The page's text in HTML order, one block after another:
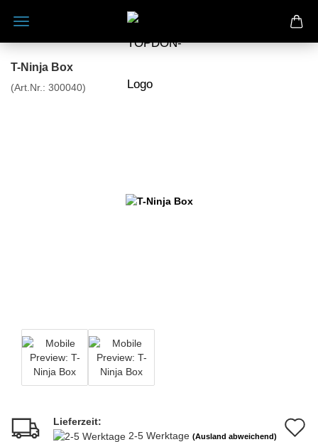
T-Ninja Box
(Art.Nr.: 300040)
Lieferzeit:
2-5 Werktage (Ausland abweichend)